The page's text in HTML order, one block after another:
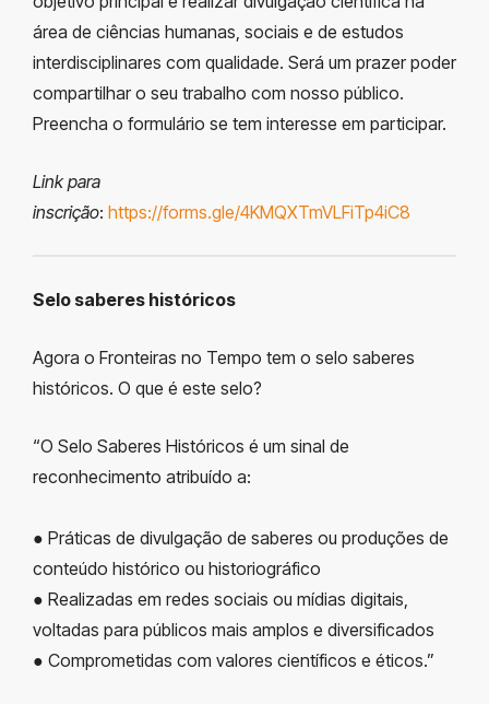
área de ciências humanas, sociais e de estudos
interdisciplinares com qualidade. Será um prazer poder
compartilhar o seu trabalho com nosso público.
Preencha o formulário se tem interesse em participar.
Link para
inscrição: https://forms.gle/4KMQXTmVLFiTp4iC8
Selo saberes históricos
Agora o Fronteiras no Tempo tem o selo saberes
históricos. O que é este selo?
“O Selo Saberes Históricos é um sinal de
reconhecimento atribuído a:
● Práticas de divulgação de saberes ou produções de
conteúdo histórico ou historiográfico
● Realizadas em redes sociais ou mídias digitais,
voltadas para públicos mais amplos e diversificados
● Comprometidas com valores científicos e éticos.”